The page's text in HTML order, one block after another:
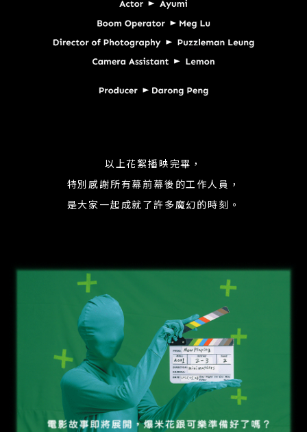
以上花絮播映完畢，
特別感謝所有幕前幕後的工作人員，
是大家一起成就了許多魔幻的時刻。